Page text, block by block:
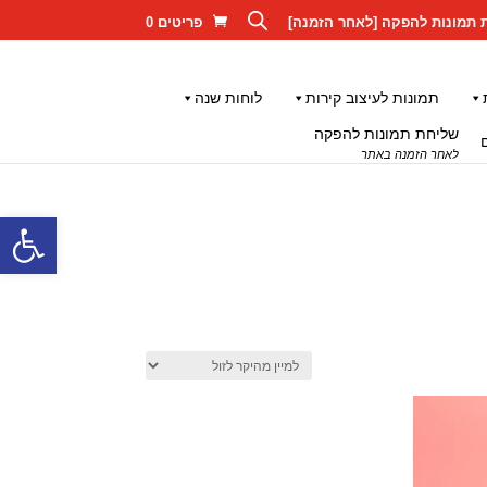
פתח
תמונות להפקה [לאחר הזמנה] פריטים 0
תמונות לעיצוב קירות לוחות שנה
שליחת תמונות להפקה
לאחר הזמנה באתר